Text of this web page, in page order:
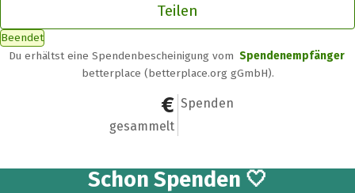
Teilen
Beendet
Du erhältst eine Spendenbescheinigung vom Spendenempfänger
betterplace (betterplace.org gGmbH).
35.100 €
gesammelt
524
Spenden
Schon 524
Spenden 🤍